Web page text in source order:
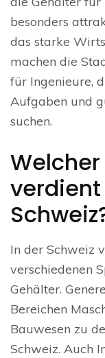
besonders
das starke
machen die
für Ingenieure,
Aufgaben und
suchen.
In der Schweiz
verschiedenen
Gehälter.
Bereichen
Bauwesen zu
Schweiz. Auch